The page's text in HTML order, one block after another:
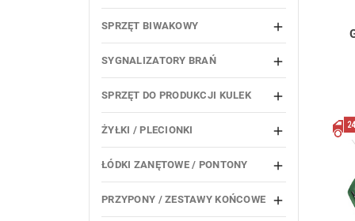
SPRZĘT BIWAKOWY 
SYGNALIZATORY BRAŃ 
SPRZĘT DO PRODUKCJI KULEK 
ŻYŁKI / PLECIONKI 
ŁÓDKI ZANĘTOWE / PONTONY 
PRZYPONY / ZESTAWY KOŃCOWE 